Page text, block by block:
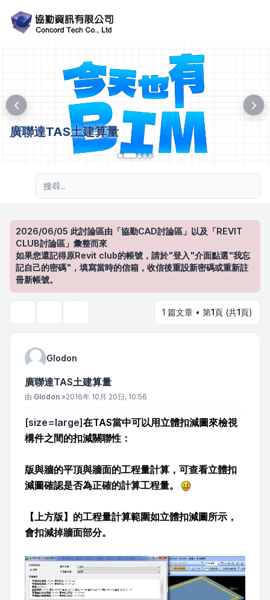
廣聯達TAS土建算量
2026/06/05 此討論區由「協勤CAD討論區」以及「REVIT
CLUB討論區」彙整而來
如果您還記得原Revit club的帳號，請於"登入"介面點選"我忘
記自己的密碼"，填寫當時的信箱，收信後重設新密碼或重新註
冊新帳號。
1 篇文章 • 第1頁 (共1頁)
Glodon
廣聯達TAS土建算量
文章
由 Glodon »2016年 10月 20日, 10:56
[size=large]在TAS當中可以用立體扣減圖來檢視
構件之間的扣減關聯性：
版與牆的平頂與牆面的工程量計算，可查看立體扣
減圖確認是否為正確的計算工程量。
【上方版】的工程量計算範圍如立體扣減圖所示，
會扣減掉牆面部分。